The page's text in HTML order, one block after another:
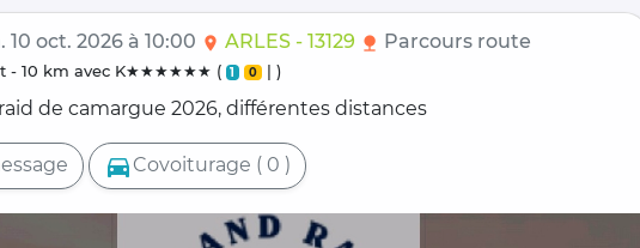
10 oct. 2026 à 10:00 location_on ARLES - 13129 nature Parcours route
- 10 km avec K★★★★★★ ( 1 0 | )
de camargue 2026, différentes distances
directions_car Covoiturage ( 0 )